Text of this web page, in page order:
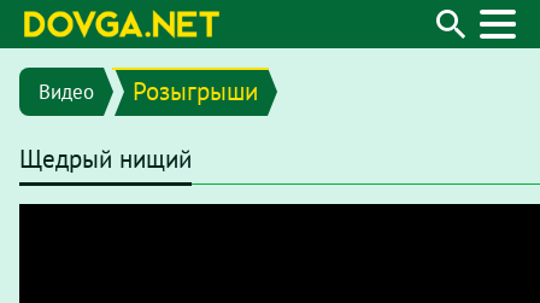
Видео Розыгрыши
Щедрый нищий